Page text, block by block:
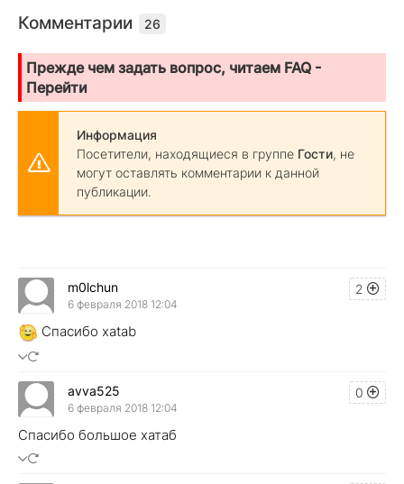
Комментарии 26
Прежде чем задать вопрос, читаем FAQ -
Перейти
Информация
Посетители, находящиеся в группе Гости, не
могут оставлять комментарии к данной
публикации.
2
m0lchun
6 февраля 2018 12:04
Спасибо xatab
0
avva525
6 февраля 2018 12:04
Спасибо большое хатаб